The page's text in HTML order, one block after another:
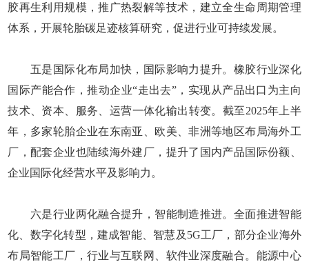
胶再生利用规模，推广热裂解等技术，建立全生命周期管理
体系，开展轮胎碳足迹核算研究，促进行业可持续发展。
五是国际化布局加快，国际影响力提升。橡胶行业深化
国际产能合作，推动企业“走出去”，实现从产品出口为主向
技术、资本、服务、运营一体化输出转变。截至2025年上半
年，多家轮胎企业在东南亚、欧美、非洲等地区布局海外工
厂，配套企业也陆续海外建厂，提升了国内产品国际份额、
企业国际化经营水平及影响力。
六是行业两化融合提升，智能制造推进。全面推进智能
化、数字化转型，建成智能、智慧及5G工厂，部分企业海外
布局智能工厂，行业与互联网、软件业深度融合。能源中心